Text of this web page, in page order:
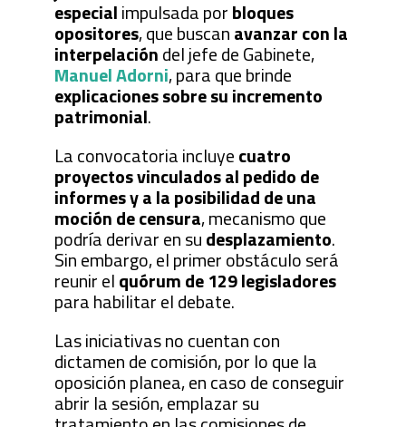
especialimpulsada porbloques
opositores, que buscanavanzar con la
interpelacióndel jefe de Gabinete,
Manuel Adorni, para que brinde
explicaciones sobre su incremento
patrimonial.
La convocatoria incluyecuatro
proyectos vinculados al pedido de
informes y a la posibilidad de una
moción de censura, mecanismo que
podría derivar en sudesplazamiento.
Sin embargo, el primer obstáculo será
reunir elquórum de 129 legisladores
para habilitar el debate.
Las iniciativas no cuentan con
dictamen de comisión, por lo que la
oposición planea, en caso de conseguir
abrir la sesión, emplazar su